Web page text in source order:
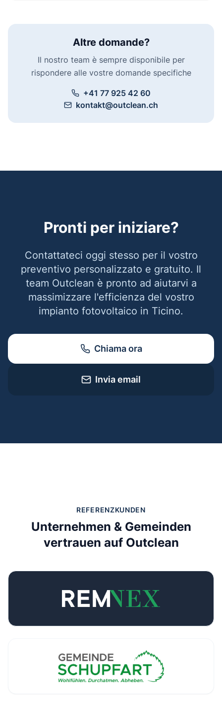
Altre domande?
Il nostro team è sempre disponibile per
rispondere alle vostre domande specifiche
+41 77 925 42 60
kontakt@outclean.ch
Pronti per iniziare?
Contattateci oggi stesso per il vostro
preventivo personalizzato e gratuito. Il
team Outclean è pronto ad aiutarvi a
massimizzare l'efficienza del vostro
impianto fotovoltaico in Ticino.
Chiama ora
Invia email
REFERENZKUNDEN
Unternehmen & Gemeinden
vertrauen auf Outclean